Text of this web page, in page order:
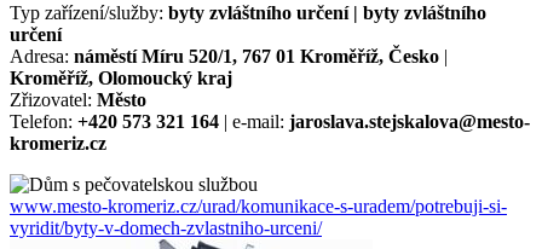
Typ zařízení/služby: byty zvláštního určení | byty zvláštního
určení
Adresa: náměstí Míru 520/1, 767 01 Kroměříž, Česko |
Kroměříž, Olomoucký kraj
Zřizovatel: Město
Telefon: +420 573 321 164 | e-mail: jaroslava.stejskalova@mesto-
kromeriz.cz
www.mesto-kromeriz.cz/urad/komunikace-s-uradem/potrebuji-si-
vyridit/byty-v-domech-zvlastniho-urceni/